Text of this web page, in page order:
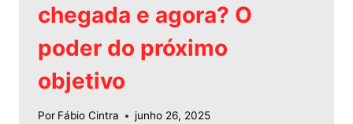
chegada e agora? O
poder do próximo
objetivo
Por Fábio Cintra junho 26, 2025